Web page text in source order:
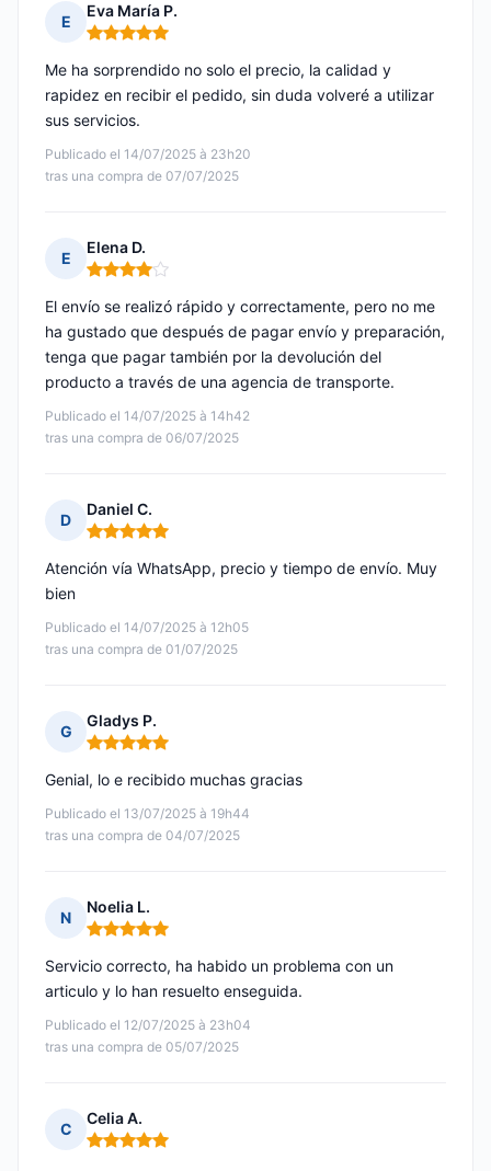
E
Eva María P.
Nota: 5 de 5
Publicado el 14/07/2025 à 23h20
tras una compra de 07/07/2025
Me ha sorprendido no solo el precio, la calidad y
rapidez en recibir el pedido, sin duda volveré a utilizar
sus servicios.
E
Elena D.
Nota: 4 de 5
Publicado el 14/07/2025 à 14h42
tras una compra de 06/07/2025
El envío se realizó rápido y correctamente, pero no me
ha gustado que después de pagar envío y preparación,
tenga que pagar también por la devolución del
producto a través de una agencia de transporte.
D
Daniel C.
Nota: 5 de 5
Publicado el 14/07/2025 à 12h05
tras una compra de 01/07/2025
Atención vía WhatsApp, precio y tiempo de envío. Muy
bien
G
Gladys P.
Nota: 5 de 5
Publicado el 13/07/2025 à 19h44
tras una compra de 04/07/2025
Genial, lo e recibido muchas gracias
N
Noelia L.
Nota: 5 de 5
Publicado el 12/07/2025 à 23h04
tras una compra de 05/07/2025
Servicio correcto, ha habido un problema con un
articulo y lo han resuelto enseguida.
C
Celia A.
Nota: 5 de 5